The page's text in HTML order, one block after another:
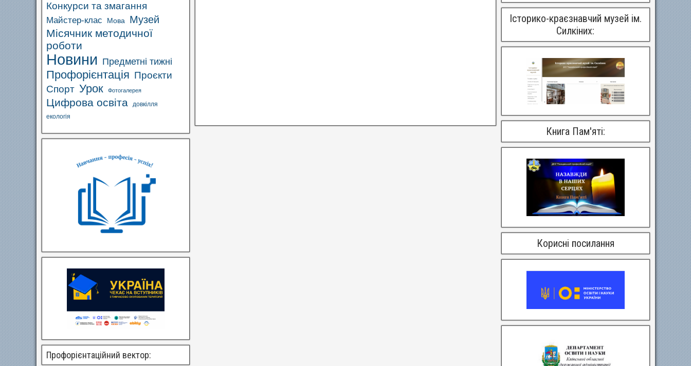
Конкурси та змагання
Майстер-клас Мова Музей
Місячник методичної
роботи
Новини Предметні тижні
Профорієнтація Проєкти
Спорт Урок Фотогалерея
Цифрова освіта
довкілля
екологія
Профорієнтаційний вектор:
Історико-краєзнавчий музей ім.
Силкіних:
Книга Пам'яті:
Корисні посилання